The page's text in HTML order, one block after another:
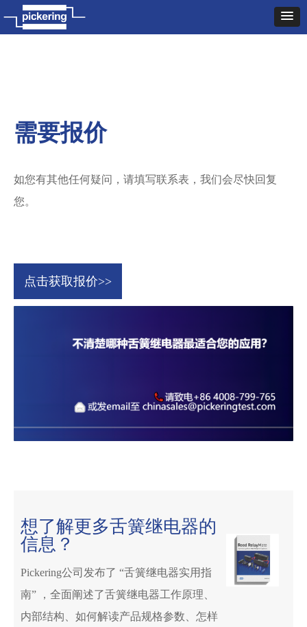
想了解更多舌簧继电器的
信息？
Pickering公司发布了 “舌簧继电器实用指
南” ，全面阐述了舌簧继电器工作原理、
内部结构、如何解读产品规格参数、怎样
需要报价
如您有其他任何疑问，请填写联系表，我们会尽快回复
您。
点击获取报价>>